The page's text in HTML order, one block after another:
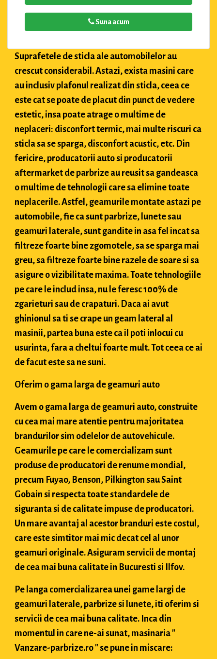
Suna acum
Suprafetele de sticla ale automobilelor au
crescut considerabil. Astazi, exista masini care
au inclusiv plafonul realizat din sticla, ceea ce
este cat se poate de placut din punct de vedere
estetic, insa poate atrage o multime de
neplaceri: disconfort termic, mai multe riscuri ca
sticla sa se sparga, disconfort acustic, etc. Din
fericire, producatorii auto si producatorii
aftermarket de parbrize au reusit sa gandeasca
o multime de tehnologii care sa elimine toate
neplacerile. Astfel, geamurile montate astazi pe
automobile, fie ca sunt parbrize, lunete sau
geamuri laterale, sunt gandite in asa fel incat sa
filtreze foarte bine zgomotele, sa se sparga mai
greu, sa filtreze foarte bine razele de soare si sa
asigure o vizibilitate maxima. Toate tehnologiile
pe care le includ insa, nu le feresc 100% de
zgarieturi sau de crapaturi. Daca ai avut
ghinionul sa ti se crape un geam lateral al
masinii, partea buna este ca il poti inlocui cu
usurinta, fara a cheltui foarte mult. Tot ceea ce ai
de facut este sa ne suni.
Oferim o gama larga de geamuri auto
Avem o gama larga de geamuri auto, construite
cu cea mai mare atentie pentru majoritatea
brandurilor sim odelelor de autovehicule.
Geamurile pe care le comercializam sunt
produse de producatori de renume mondial,
precum Fuyao, Benson, Pilkington sau Saint
Gobain si respecta toate standardele de
siguranta si de calitate impuse de producatori.
Un mare avantaj al acestor branduri este costul,
care este simtitor mai mic decat cel al unor
geamuri originale. Asiguram servicii de montaj
de cea mai buna calitate in Bucuresti si Ilfov.
Pe langa comercializarea unei game largi de
geamuri laterale, parbrize si lunete, iti oferim si
servicii de cea mai buna calitate. Inca din
momentul in care ne-ai sunat, masinaria "
Vanzare-parbrize.ro " se pune in miscare: